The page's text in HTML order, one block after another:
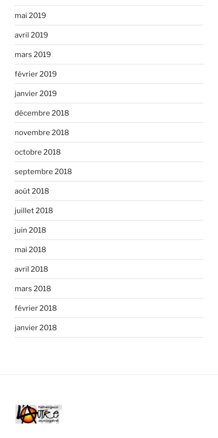
mai 2019
avril 2019
mars 2019
février 2019
janvier 2019
décembre 2018
novembre 2018
octobre 2018
septembre 2018
août 2018
juillet 2018
juin 2018
mai 2018
avril 2018
mars 2018
février 2018
janvier 2018